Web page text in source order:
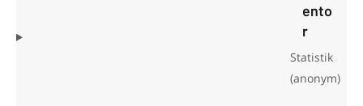
ento
r
Statistik
(anonym)